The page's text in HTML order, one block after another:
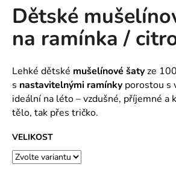
produktu
je
z
hvězdiček.
Dětské
na ramínka /
Lehké dětské mušelínové šatyze
s nastavitelnými ramínky porostou s
ideální na léto – vzdušné, příjemné a
tělo, tak přes tričko.
VELIKOST
D
p
o
r
u
u
j